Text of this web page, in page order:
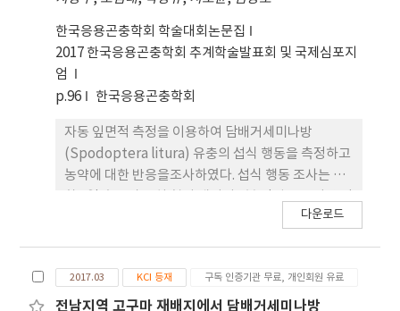
installed in the greenhouse at 1/40 m2,
respectively. Also two sex pheromone were
installed inside of the greenhouse according
to the height of the tomato plants. 10 days
later, Blue-light trap(BLB, 470 nm
attractive than Violet-light trap(VLB, 420 nm
wavelength) in S. exigua (105.6 ± 7.3) and S.
litura (42.0 ± 3.1) respectively, whereas the
no-light trap was little attractive to S. exigua
(33.7 ± 2.8) and S. litura (12.0 ± 1.5). On the
no damage to S. litura (Fabricius) and S.
exigua in the pesticide-free area, indicating a
한국응용곤충학회 학술대회논문집
2017 한국응용곤충학회 추계학술발표회 및 국제심포지
엄
p.96
한국응용곤충학회
자동 잎면적 측정을 이용하여 담배거세미나방
(Spodoptera litura) 유충의 섭식 행동을 측정하고
농약에 대한 반응을조사하였다. 섭식 행동 조사는 부
섭식흔을 측정하였다.섭식 행동은 섭식기와 비섭식기
식 지속 시간은 약 15분으로 조사되었고, 영기 내 평
균 섭식 회수는 약 27.5회로 섭식지속 시간과 마찬가
다운로드
2017.03 KCI 등재 구독 인증기관 무료, 개인회원 유료
전남지역 고구마 재배지에서 담배거세미나방